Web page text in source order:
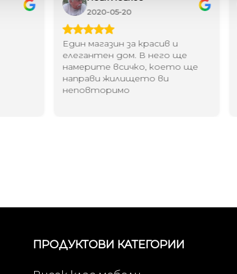
2020-05-20
Един магазин за красив и
елегантен дом. В него ще
намерите всичко, което ще
направи жилището ви
неповторимо
ПРОДУКТОВИ КАТЕГОРИИ